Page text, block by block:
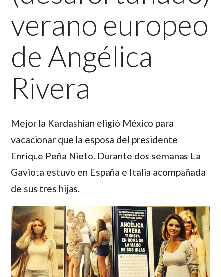
verano europeo
de Angélica
Rivera
Mejor la Kardashian eligió México para
vacacionar que la esposa del presidente
Enrique Peña Nieto. Durante dos semanas La
Gaviota estuvo en España e Italia acompañada
de sus tres hijas.